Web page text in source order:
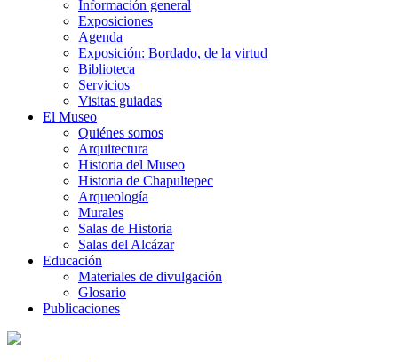
Información general
Exposiciones
Agenda
Exposición: Bordado, de la virtud
Biblioteca
Servicios
Visitas guiadas
El Museo
Quiénes somos
Arquitectura
Historia del Museo
Historia de Chapultepec
Arqueología
Murales
Salas de Historia
Salas del Alcázar
Educación
Materiales de divulgación
Glosario
Publicaciones